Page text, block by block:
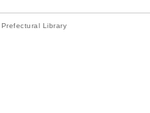
Library